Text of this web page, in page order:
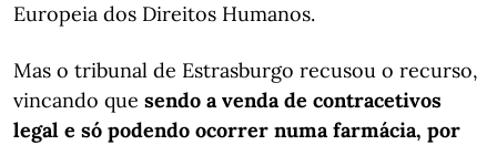
Europeia dos Direitos Humanos.
Mas o tribunal de Estrasburgo recusou o recurso,
vincando que sendo a venda de contracetivos
legal e só podendo ocorrer numa farmácia, por